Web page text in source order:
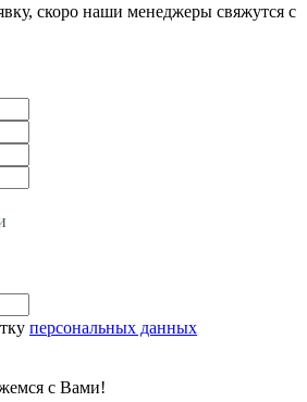
скоро наши менеджеры свяжутся с
персональных данных
с Вами!